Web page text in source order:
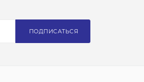
ПОДПИСАТЬСЯ